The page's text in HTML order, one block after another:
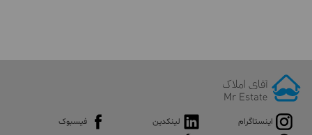
اینستاگرام لینکدین
فیسبوک